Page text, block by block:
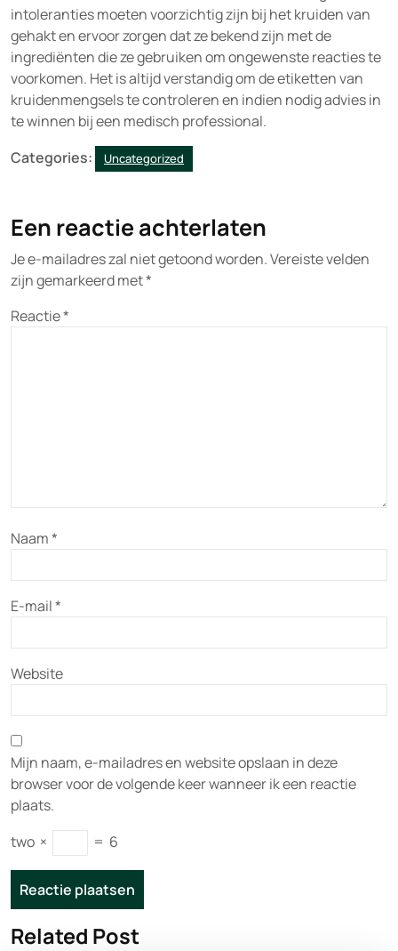
intoleranties moeten voorzichtig zijn bij het kruiden van
gehakt en ervoor zorgen dat ze bekend zijn met de
ingrediënten die ze gebruiken om ongewenste reacties te
voorkomen. Het is altijd verstandig om de etiketten van
kruidenmengsels te controleren en indien nodig advies in
te winnen bij een medisch professional.
Categories:
Uncategorized
Een reactie achterlaten
Je e-mailadres zal niet getoond worden.Vereiste velden
zijn gemarkeerd met*
Reactie*
Naam*
E-mail*
Website
Mijn naam, e-mailadres en website opslaan in deze
browser voor de volgende keer wanneer ik een reactie
plaats.
two × = 6
Related Post